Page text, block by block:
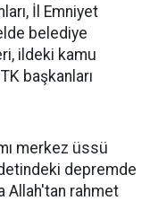
İl Emniyet
belediye
ildeki kamu
başkanları
merkez üssü
depremde
Allah'tan rahmet